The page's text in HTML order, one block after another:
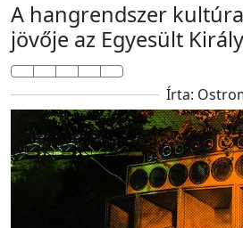
A hangrendszer
jövője az Egyesült
Írta: